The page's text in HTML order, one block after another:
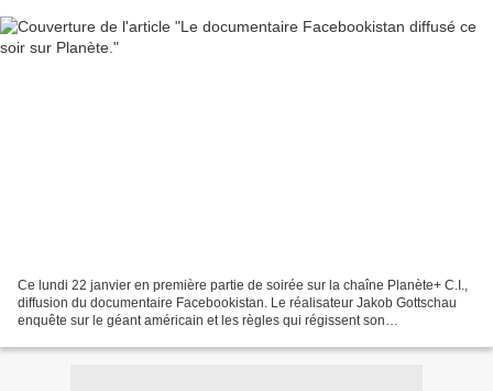
Ce lundi 22 janvier en première partie de soirée sur la chaîne Planète+ C.I.,
diffusion du documentaire Facebookistan. Le réalisateur Jakob Gottschau
enquête sur le géant américain et les règles qui régissent son